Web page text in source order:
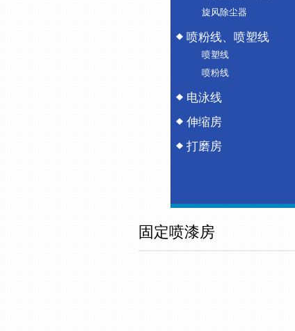
旋风除尘器
喷粉线、喷塑线
喷塑线
喷粉线
电泳线
伸缩房
打磨房
固定喷漆房